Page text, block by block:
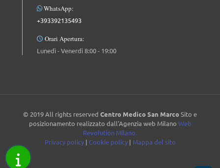
WhatsApp:
+393392135493
Orari Apertura:
Lunedì - Venerdì 8:00 - 19:00
© 2019 All rights reserved Centro Medico San MarcoSito e
posizionamento realizzato dall'Agenzia web Milano Web
Revolution Milano.
Privacy policy| Cookie policy| Mappa del sito